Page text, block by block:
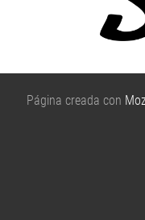
Página creada con